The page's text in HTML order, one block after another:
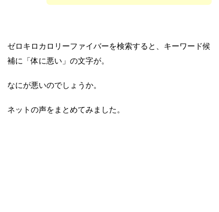
ゼロキロカロリーファイバーを検索すると、キーワード候
補に「体に悪い」の文字が。
なにが悪いのでしょうか。
ネットの声をまとめてみました。